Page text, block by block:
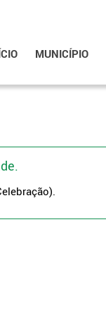
MUNICÍPIO